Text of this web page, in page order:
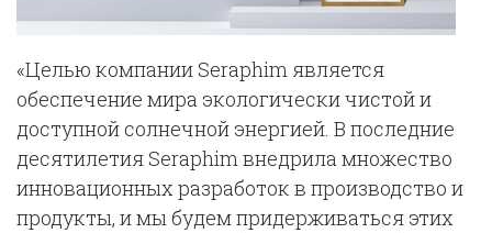
«Целью компании Seraphim является
обеспечение мира экологически чистой и
доступной солнечной энергией. В последние
десятилетия Seraphim внедрила множество
инновационных разработок в производство и
продукты, и мы будем придерживаться этих